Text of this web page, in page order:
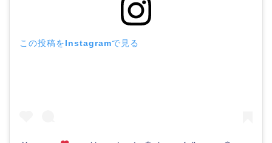
この投稿をInstagramで見る